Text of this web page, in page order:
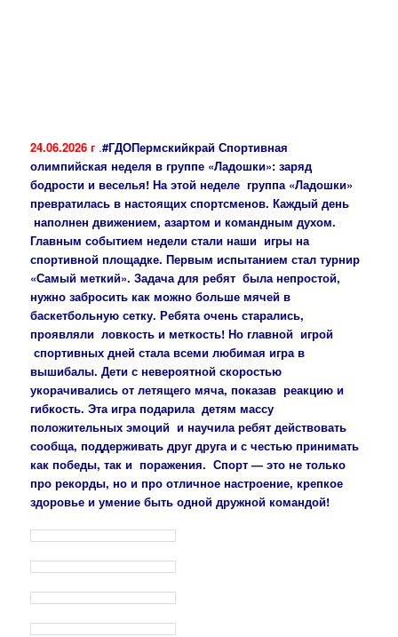
24.06.2026 г .#ГДОПермскийкрай Спортивная
олимпийская неделя в группе «Ладошки»: заряд
бодрости и веселья! На этой неделе группа «Ладошки»
превратилась в настоящих спортсменов. Каждый день
наполнен движением, азартом и командным духом.
Главным событием недели стали наши игры на
спортивной площадке. Первым испытанием стал турнир
«Самый меткий». Задача для ребят была непростой,
нужно забросить как можно больше мячей в
баскетбольную сетку. Ребята очень старались,
проявляли ловкость и меткость! Но главной игрой
спортивных дней стала всеми любимая игра в
вышибалы. Дети с невероятной скоростью
укорачивались от летящего мяча, показав реакцию и
гибкость. Эта игра подарила детям массу
положительных эмоций и научила ребят действовать
сообща, поддерживать друг друга и с честью принимать
как победы, так и поражения. Спорт — это не только
про рекорды, но и про отличное настроение, крепкое
здоровье и умение быть одной дружной командой!